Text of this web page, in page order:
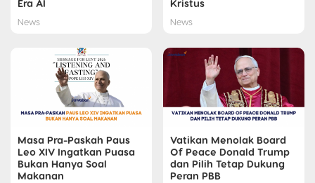
Era AI
News
Kristus
News
Masa Pra-Paskah Paus
Leo XIV Ingatkan Puasa
Bukan Hanya Soal
Makanan
Vatikan Menolak Board
Of Peace Donald Trump
dan Pilih Tetap Dukung
Peran PBB